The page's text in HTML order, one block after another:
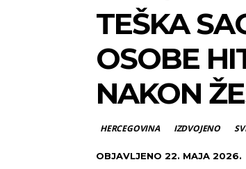
TEŠKA
OSOBE
NAKON
HERCEGOVINA IZDVOJENO
OBJAVLJENO 22. MAJA 2026.